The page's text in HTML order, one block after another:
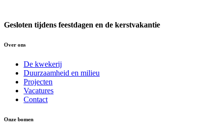
Gesloten tijdens feestdagen en de kerstvakantie
Over ons
De kwekerij
Duurzaamheid en milieu
Projecten
Vacatures
Contact
Onze bomen